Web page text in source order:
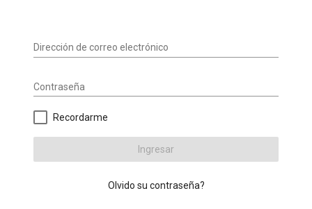
Dirección de correo electrónico
Contraseña
Recordarme
Ingresar
Olvido su contraseña?